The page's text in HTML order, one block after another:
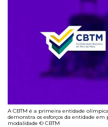
A CBTM é a primeira entidade
demonstra os esforços da entidade em
modalidade © CBTM